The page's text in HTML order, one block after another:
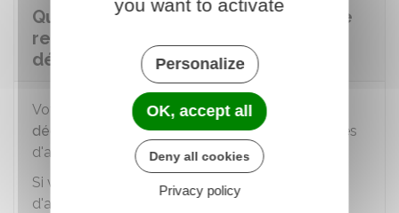
Quel est le montant de la pension de
retraite du fonctionnaire en cas de
départ anticipé pour handicap ?
Votre retraite est calculée autaux plein
décote
) quel que soit votre nombre de trimestres
d'assurance retraite.
Si vous n'avez pas le nombre de trimestres
d'assurance retraite exigé pour avoir droit à une
you want to activate
Personalize
OK, accept all
Deny all cookies
Privacy policy